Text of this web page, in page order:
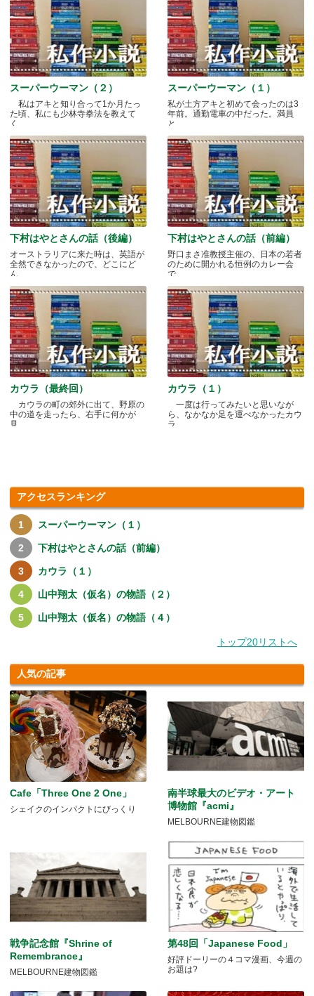
スーパーウーマン（２）
私はアキと知り合って1か月たっ
た頃、私にも少林寺拳法を教えて
く.....
スーパーウーマン（１）
私が土方アキと初めて会ったのは3
年前。通勤電車の中だった。満員
と.....
下村はやとさんの話（後編）
オーストラリアに来た時は、英語が
全然できなかったので、どこにど
ん.....
下村はやとさんの話（前編）
野口まさ准教授主催の、日本の若者
のために開かれる恒例のカレー会
で.....
カウラ（最終回）
カウラの町の郊外に出て、野原の
中の道を走ったら、右手に何かが
見.....
カウラ（１）
一度は行ってみたいと思いなが
ら、なかなか足を運べなかったカウ
ラ.....
アクセスランキング
スーパーウーマン（１）
下村はやとさんの話（前編）
カウラ（１）
山中翔太（仮名）の物語（２）
山中翔太（仮名）の物語（４）
トップ20リストへ
人気の記事
Cafe「Three One 2 One」
シェイクのインパクトにびっくり
南半球最大のビデオ・アート
博物館『acmi』
MELBOURNE建物図鑑
戦争記念館『Shrine of
Remembrance』
MELBOURNE建物図鑑
第48回「Japanese Food」
好評ドーリーの４コマ漫画、今週の
お題は?